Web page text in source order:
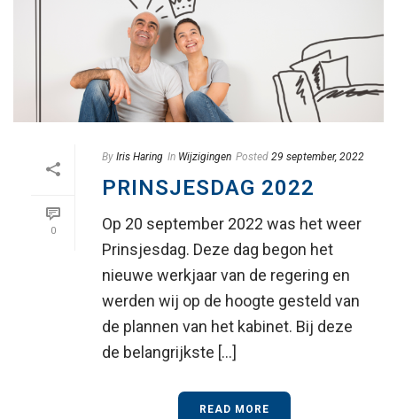
0
By Iris Haring In Wijzigingen Posted 29 september, 2022
PRINSJESDAG 2022
Op 20 september 2022 was het weer
Prinsjesdag. Deze dag begon het
nieuwe werkjaar van de regering en
werden wij op de hoogte gesteld van
de plannen van het kabinet. Bij deze
de belangrijkste [...]
READ MORE